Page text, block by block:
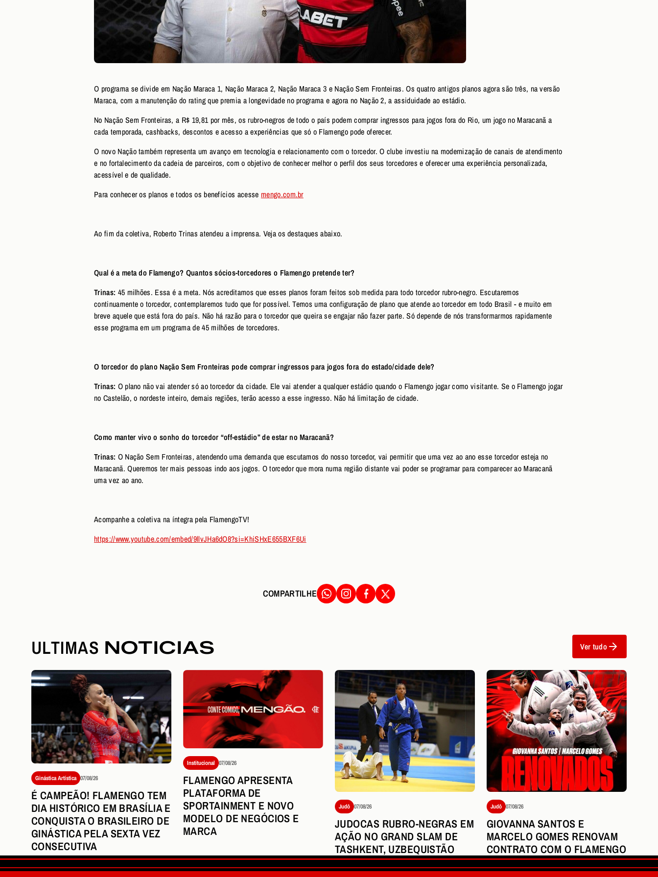
O programa se divide em Nação Maraca 1, Nação Maraca 2, Nação Maraca 3 e Nação Sem Fronteiras. Os quatro antigos planos agora são três, na versão
Maraca, com a manutenção do rating que premia a longevidade no programa e agora no Nação 2, a assiduidade ao estádio.
No Nação Sem Fronteiras, a R$ 19,81 por mês, os rubro-negros de todo o país podem comprar ingressos para jogos fora do Rio, um jogo no Maracanã a
cada temporada, cashbacks, descontos e acesso a experiências que só o Flamengo pode oferecer.
O novo Nação também representa um avanço em tecnologia e relacionamento com o torcedor. O clube investiu na modernização de canais de atendimento
e no fortalecimento da cadeia de parceiros, com o objetivo de conhecer melhor o perfil dos seus torcedores e oferecer uma experiência personalizada,
acessível e de qualidade.
Para conhecer os planos e todos os benefícios acesse mengo.com.br
Ao fim da coletiva, Roberto Trinas atendeu a imprensa. Veja os destaques abaixo.
Qual é a meta do Flamengo? Quantos sócios-torcedores o Flamengo pretende ter?
Trinas: 45 milhões. Essa é a meta. Nós acreditamos que esses planos foram feitos sob medida para todo torcedor rubro-negro. Escutaremos
continuamente o torcedor, contemplaremos tudo que for possível. Temos uma configuração de plano que atende ao torcedor em todo Brasil - e muito em
breve aquele que está fora do país. Não há razão para o torcedor que queira se engajar não fazer parte. Só depende de nós transformarmos rapidamente
esse programa em um programa de 45 milhões de torcedores.
O torcedor do plano Nação Sem Fronteiras pode comprar ingressos para jogos fora do estado/cidade dele?
Trinas: O plano não vai atender só ao torcedor da cidade. Ele vai atender a qualquer estádio quando o Flamengo jogar como visitante. Se o Flamengo jogar
no Castelão, o nordeste inteiro, demais regiões, terão acesso a esse ingresso. Não há limitação de cidade.
Como manter vivo o sonho do torcedor “off-estádio” de estar no Maracanã?
Trinas: O Nação Sem Fronteiras, atendendo uma demanda que escutamos do nosso torcedor, vai permitir que uma vez ao ano esse torcedor esteja no
Maracanã. Queremos ter mais pessoas indo aos jogos. O torcedor que mora numa região distante vai poder se programar para comparecer ao Maracanã
uma vez ao ano.
Acompanhe a coletiva na íntegra pela FlamengoTV!
https://www.youtube.com/embed/9llvJHa6dO8?si=KhiSHxE655BXF6Ui
COMPARTILHE
ULTIMAS NOTICIAS Ver tudo
Ginástica Artística 07/08/26
É CAMPEÃO! FLAMENGO TEM
DIA HISTÓRICO EM BRASÍLIA E
CONQUISTA O BRASILEIRO DE
GINÁSTICA PELA SEXTA VEZ
CONSECUTIVA
Institucional 07/08/26
FLAMENGO APRESENTA
PLATAFORMA DE
SPORTAINMENT E NOVO
MODELO DE NEGÓCIOS E
MARCA
Judô 07/08/26
JUDOCAS RUBRO-NEGRAS EM
AÇÃO NO GRAND SLAM DE
TASHKENT, UZBEQUISTÃO
Judô 07/08/26
GIOVANNA SANTOS E
MARCELO GOMES RENOVAM
CONTRATO COM O FLAMENGO